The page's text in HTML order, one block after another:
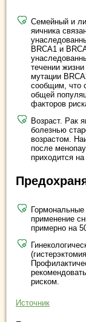
Семейный и
яичника
BRCA1 и
течении
мутации
сообщим, что
общей
факторов
Возраст. Рак
болезнью
возрастом.
после
приходится
применение
примерно на
риском.
Источник